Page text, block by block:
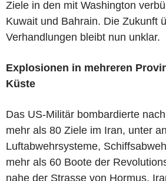
Ziele in den mit Washington
Kuwait und Bahrain. Die Zukunft
Verhandlungen bleibt nun unklar.
Explosionen in mehreren
Küste
Das US-Militär bombardierte
mehr als 80 Ziele im Iran, unter
Luftabwehrsysteme,
mehr als 60 Boote der
nahe der Strasse von Hormus.